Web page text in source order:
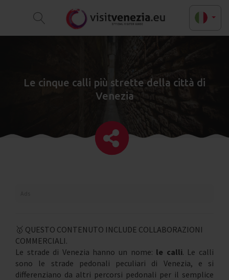
Le cinque calli più strette della città di
Venezia
🥇 QUESTO CONTENUTO INCLUDE COLLABORAZIONI
COMMERCIALI.
Le strade di Venezia hanno un nome: le calli. Le calli
sono le strade pedonali peculiari di Venezia, e si
differenziano da altri percorsi pedonali per il semplice